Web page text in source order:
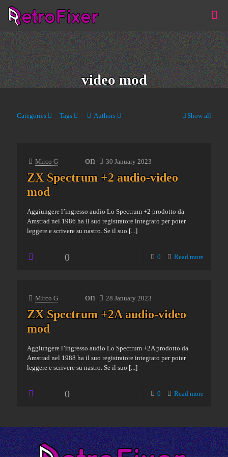
video mod
Categories Tags Authors Show all
Mirco G on 30 January 2023
ZX Spectrum +2 audio-video
mod
Aggiungere l’ingresso audio Lo Spectrum +2 prodotto da
Amstrad nel 1986 ha il suo registratore integrato per poter
leggere e scrivere su nastro. Se il suo [...]
0 0 Read more
Mirco G on 28 January 2023
ZX Spectrum +2A audio-video
mod
Aggiungere l’ingresso audio Lo Spectrum +2A prodotto da
Amstrad nel 1988 ha il suo registratore integrato per poter
leggere e scrivere su nastro. Se il suo [...]
0 0 Read more